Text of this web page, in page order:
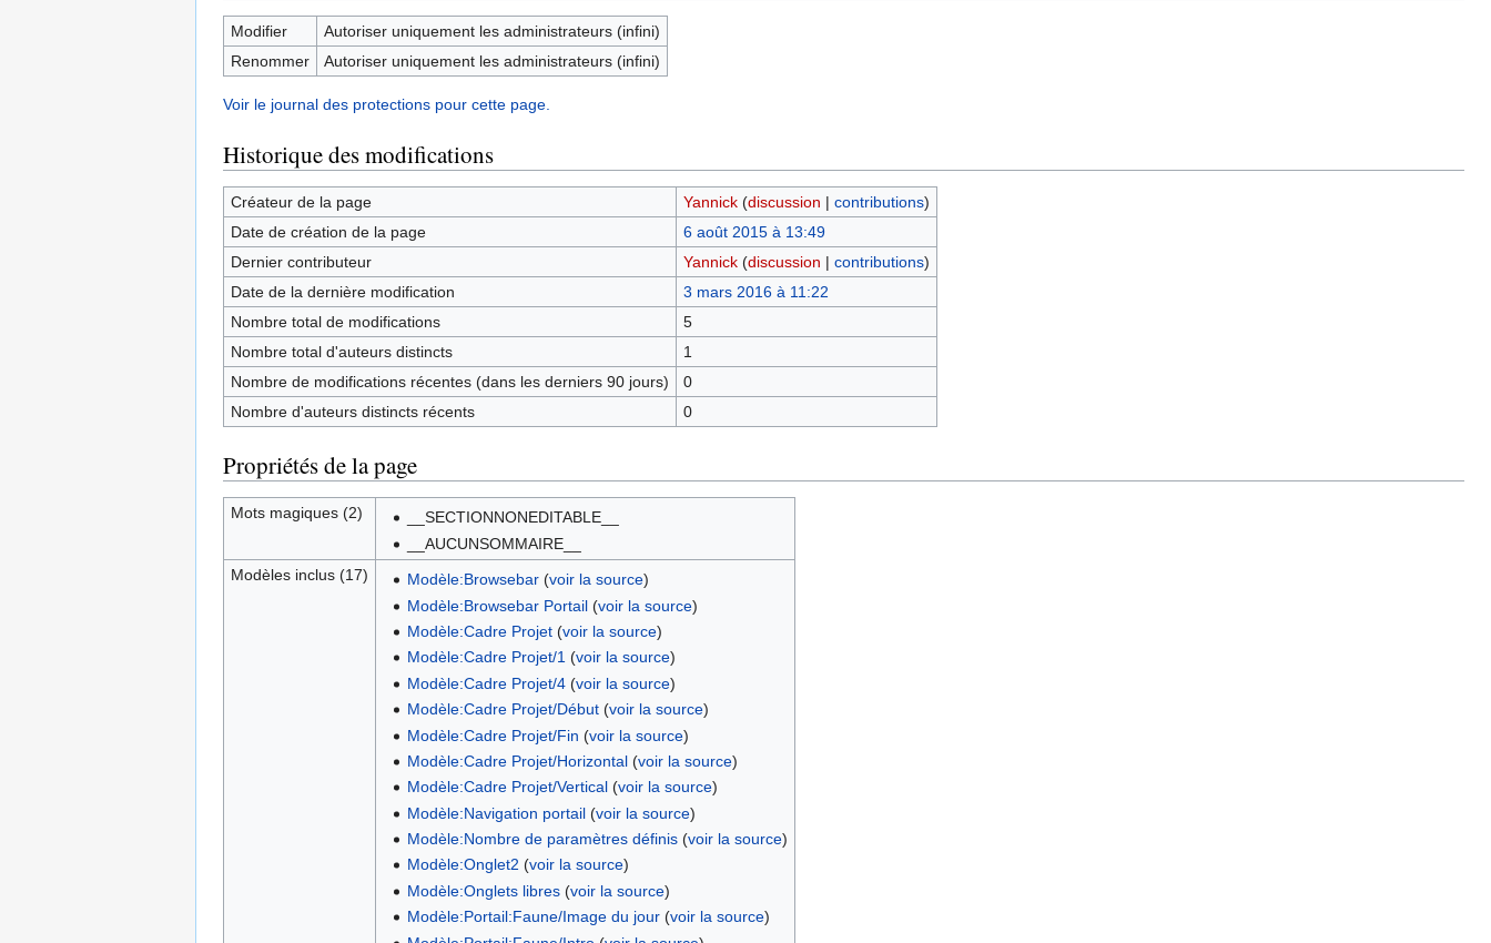
Modifier
Autoriser uniquement les administrateurs (infini)
Renommer
Autoriser uniquement les administrateurs (infini)
Voir le journal des protections pour cette page.
Historique des modifications
Créateur de la page Yannick (discussion | contributions)
Date de création de la page
6 août 2015 à 13:49
Dernier contributeur
Yannick (discussion | contributions)
Date de la dernière modification
3 mars 2016 à 11:22
Nombre total de modifications
5
Nombre total d'auteurs distincts
1
Nombre de modifications récentes (dans les derniers 90 jours)
0
Nombre d'auteurs distincts récents
0
Propriétés de la page
Mots magiques (2)
__SECTIONNONEDITABLE__
__AUCUNSOMMAIRE__
Modèles inclus (17)
Modèle:Browsebar(voir la source)
Modèle:Browsebar Portail(voir la source)
Modèle:Cadre Projet(voir la source)
Modèle:Cadre Projet/1(voir la source)
Modèle:Cadre Projet/4(voir la source)
Modèle:Cadre Projet/Début(voir la source)
Modèle:Cadre Projet/Fin (voir la source)
Modèle:Cadre Projet/Horizontal(voir la source)
Modèle:Cadre Projet/Vertical(voir la source)
Modèle:Navigation portail(voir la source)
Modèle:Nombre de paramètres définis(voir la source)
Modèle:Onglet2 (voir la source)
Modèle:Onglets libres(voir la source)
Modèle:Portail:Faune/Image du jour(voir la source)